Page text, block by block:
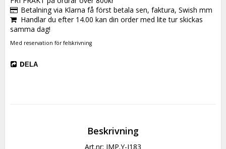
Betalning via Klarna få först betala sen, faktura, Swish mm
Handlar du efter 14.00 kan din order med lite tur skickas
samma dag!
Med reservation för felskrivning
DELA
Beskrivning
Art.nr: IMP.Y-J183